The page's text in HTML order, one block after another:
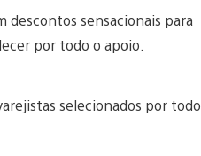
descontos sensacionais para
por todo o apoio.
selecionados por todo